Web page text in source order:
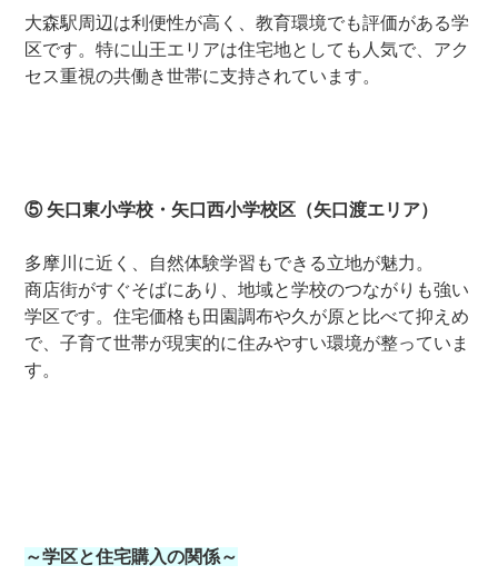
大森駅周辺は利便性が高く、教育環境でも評価がある学
区です。特に山王エリアは住宅地としても人気で、アク
セス重視の共働き世帯に支持されています。
⑤ 矢口東小学校・矢口西小学校区（矢口渡エリア）
多摩川に近く、自然体験学習もできる立地が魅力。
商店街がすぐそばにあり、地域と学校のつながりも強い
学区です。住宅価格も田園調布や久が原と比べて抑えめ
で、子育て世帯が現実的に住みやすい環境が整っていま
す。
～学区と住宅購入の関係～